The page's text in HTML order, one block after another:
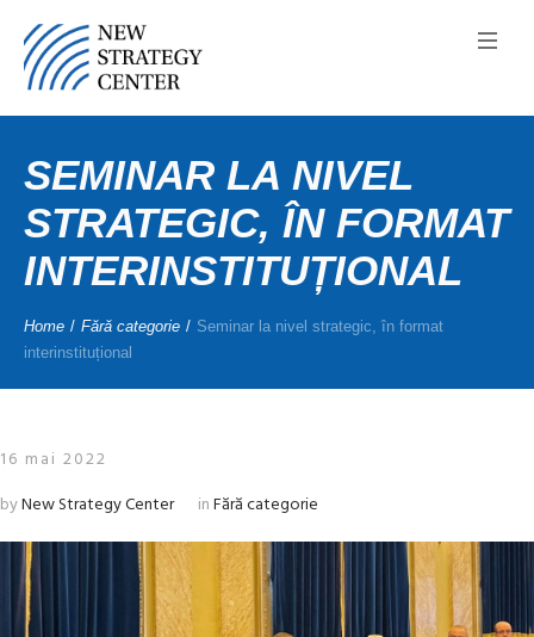
SEMINAR LA NIVEL
STRATEGIC, ÎN FORMAT
INTERINSTITUȚIONAL
Home / Fără categorie / Seminar la nivel strategic, în format
interinstituțional
16 mai 2022
byNew Strategy Center inFără categorie